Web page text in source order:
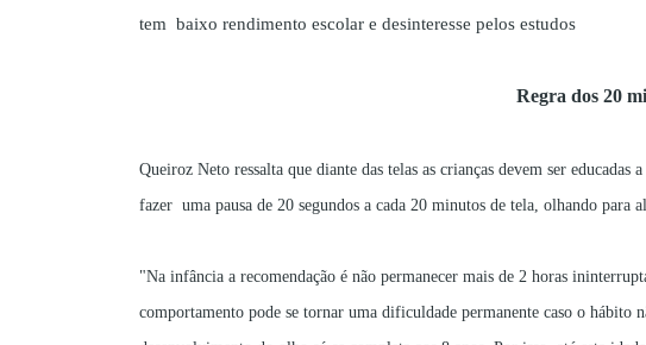
tem baixo rendimento escolar e desinteresse pelos estudos
Regra dos 20
Queiroz Neto ressalta que diante das telas as crianças devem ser
fazer uma pausa de 20 segundos a cada 20 minutos de tela, olhando para
"Na infância a recomendação é não permanecer mais de 2 horas
comportamento pode se tornar uma dificuldade permanente caso o hábito